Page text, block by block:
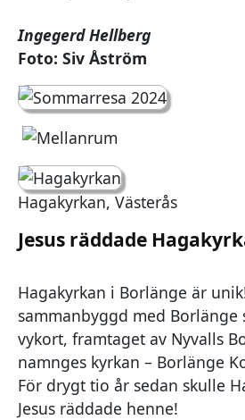
Ingegerd Hellberg
Foto: Siv Åström
Hagakyrkan, Västerås
Jesus räddade
Hagakyrkan i Borlänge är
sammanbyggd med Borlänge
vykort, framtaget av Nyvalls
namnges kyrkan – Borlänge
För drygt tio år sedan skulle
Jesus räddade henne!